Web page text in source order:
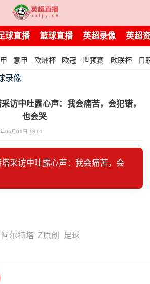
球直播 篮球直播 英超录像 英超
意甲 欧洲杯 欧冠 世预赛 欧联杯 日
录像
访中吐露心声：我会痛苦，会犯错，
也会哭
06月01日 18:01
采访中吐露心声：我会痛苦，会
阿尔特塔 Z原创 足球